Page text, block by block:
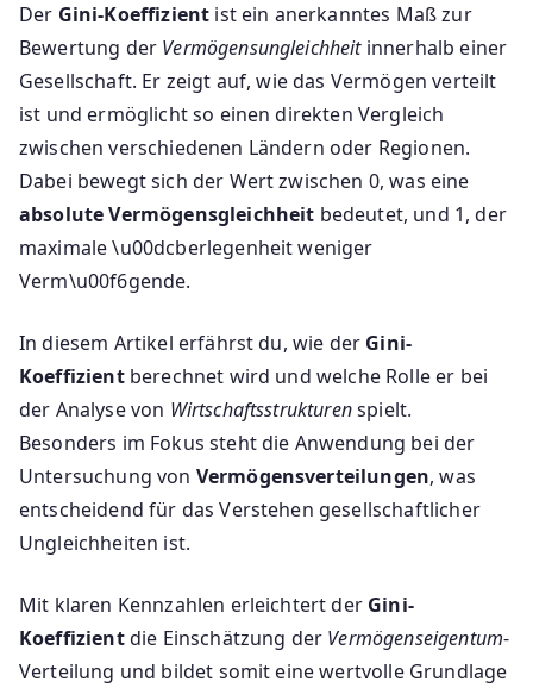
Der Gini-Koeffizient ist ein anerkanntes Maß zur
Bewertung der Vermögensungleichheitinnerhalb einer
Gesellschaft. Er zeigt auf, wie das Vermögen verteilt
ist und ermöglicht so einen direkten Vergleich
zwischen verschiedenen Ländern oder Regionen.
Dabei bewegt sich der Wert zwischen 0, was eine
absolute Vermögensgleichheit bedeutet, und 1, der
maximale \u00dcberlegenheit weniger
Verm\u00f6gende.
In diesem Artikel erfährst du, wie der Gini-
Koeffizientberechnet wird und welche Rolle er bei
der Analyse von Wirtschaftsstrukturenspielt.
Besonders im Fokus steht die Anwendung bei der
Untersuchung von Vermögensverteilungen, was
entscheidend für das Verstehen gesellschaftlicher
Ungleichheiten ist.
Mit klaren Kennzahlen erleichtert der Gini-
Koeffizientdie Einschätzung der Vermögenseigentum-
Verteilung und bildet somit eine wertvolle Grundlage